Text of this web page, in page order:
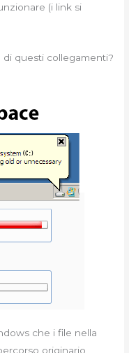
(i link si
di questi collegamenti?
che i file nella
originario,